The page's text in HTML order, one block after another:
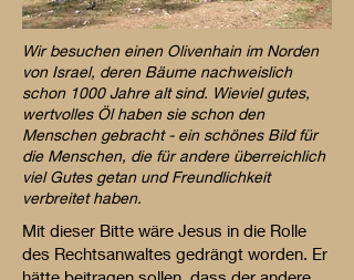
Wir besuchen einen Olivenhain im Norden
von Israel, deren Bäume nachweislich
schon 1000 Jahre alt sind. Wieviel gutes,
wertvolles Öl haben sie schon den
Menschen gebracht - ein schönes Bild für
die Menschen, die für andere überreichlich
viel Gutes getan und Freundlichkeit
verbreitet haben.
Mit dieser Bitte wäre Jesus in die Rolle
des Rechtsanwaltes gedrängt worden. Er